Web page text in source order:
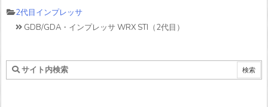
2代目インプレッサ
GDB/GDA・インプレッサ WRX STI（2代目）